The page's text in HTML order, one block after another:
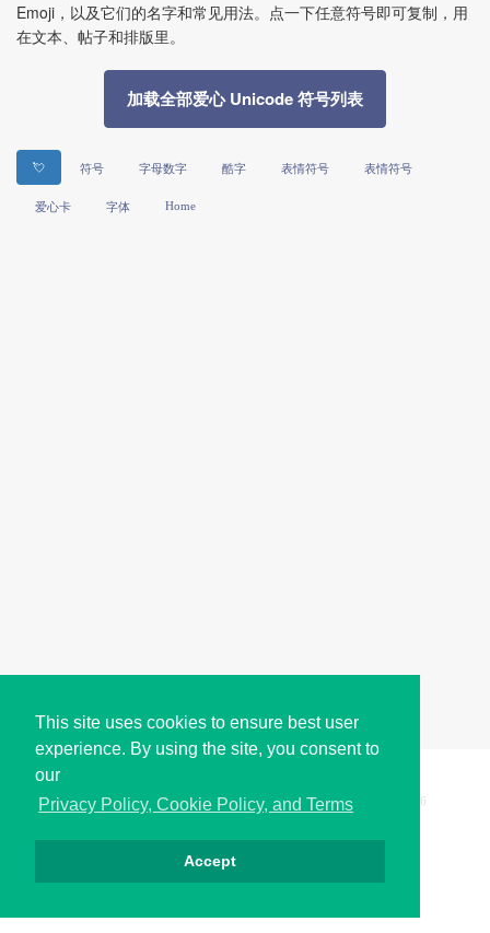
This site uses cookies to ensure best user
experience. By using the site, you consent to
our
Privacy Policy, Cookie Policy, and Terms
Accept
Emoji，以及它们的名字和常见用法。点一下任意符号即可复制，用
在文本、帖子和排版里。
加载全部爱心 Unicode 符号列表
💘 符号 字母数字 酷字 表情符号 表情符号
爱心卡 字体 Home
Copyright © i2Symbol 2011-2026, Sciweavers LLC 196
Privacy Cookies Terms Contact About